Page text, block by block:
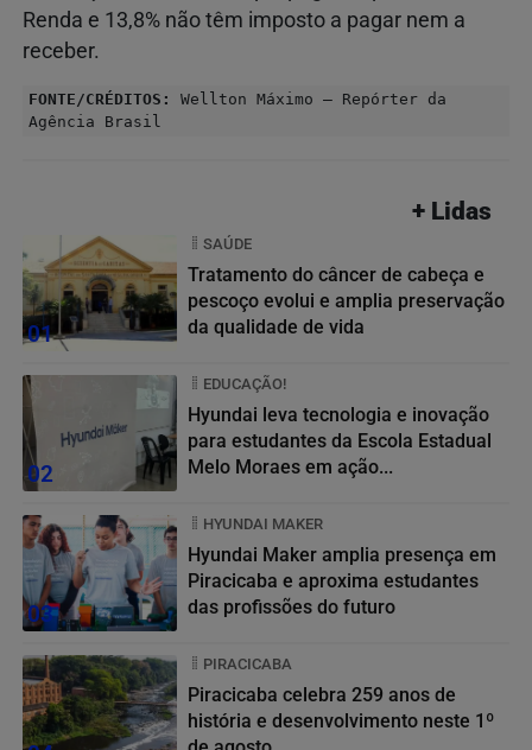
Renda e 13,8% não têm imposto a pagar nem a
receber.
FONTE/CRÉDITOS:
Wellton Máximo – Repórter da
Agência Brasil
+ Lidas
01
SAÚDE
Tratamento do câncer de cabeça e
pescoço evolui e amplia preservação
da qualidade de vida
02
EDUCAÇÃO!
Hyundai leva tecnologia e inovação
para estudantes da Escola Estadual
Melo Moraes em ação...
03
HYUNDAI MAKER
Hyundai Maker amplia presença em
Piracicaba e aproxima estudantes
das profissões do futuro
PIRACICABA
Piracicaba celebra 259 anos de
história e desenvolvimento neste 1º